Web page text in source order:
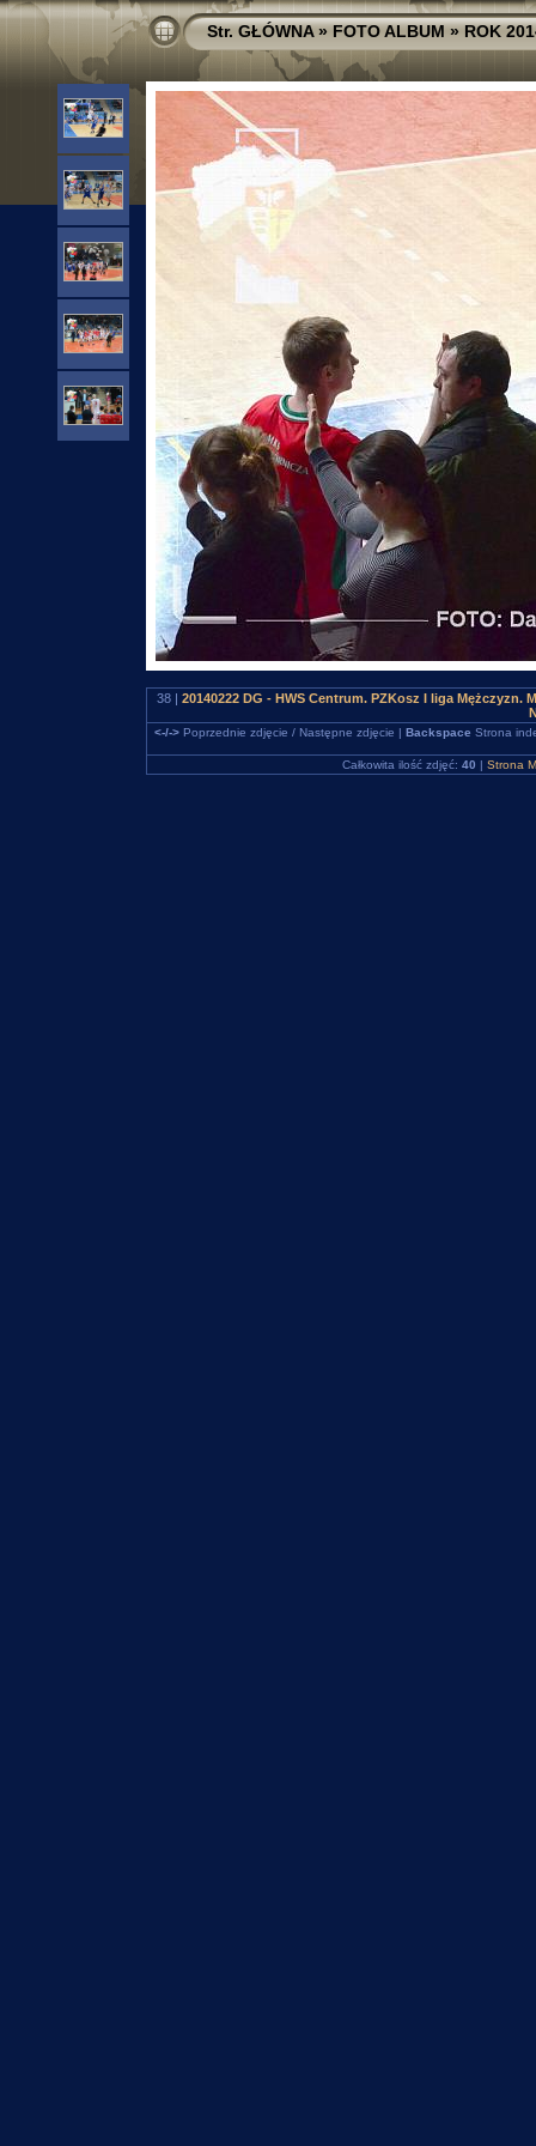
Str. GŁÓWNA»FOTO ALBUM»ROK
38 | 20140222 DG - HWS Centrum. PZKosz I liga
<-/->Poprzednie zdjęcie / Następne zdjęcie | Backspace Strona
Całkowita ilość zdjęć: 40 | Strona